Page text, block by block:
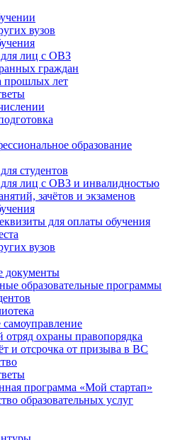
вузов
лиц с ОВЗ
граждан
прошлых лет
образование
студентов
лиц с ОВЗ и инвалидностью
зачётов и экзаменов
для оплаты обучения
вузов
документы
образовательные программы
самоуправление
отряд охраны правопорядка
и отсрочка от призыва в ВС
программа «Мой стартап»
образовательных услуг